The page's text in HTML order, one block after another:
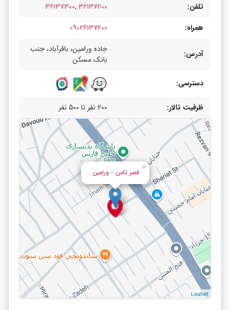
تلفن:
36137200
,
36137300
همراه:
09026137200
آدرس:
جاده ورامین، باقرآباد، جنب
بانک مسکن
دسترسی:
ظرفیت تالار: 200 نفر تا 500 نفر
قصر ثامن - ورامین
×
Leaflet